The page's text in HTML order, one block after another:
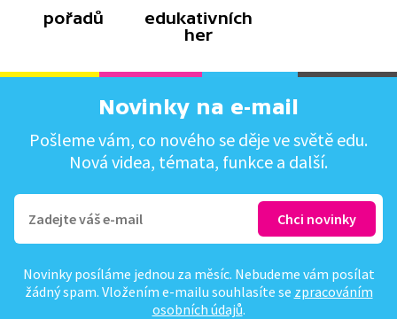
pořadů
edukativních
her
Novinky na e-mail
Pošleme vám, co nového se děje ve světě edu.
Nová videa, témata, funkce a další.
Novinky posíláme jednou za měsíc. Nebudeme vám posílat
žádný spam. Vložením e-mailu souhlasíte se zpracováním
osobních údajů.